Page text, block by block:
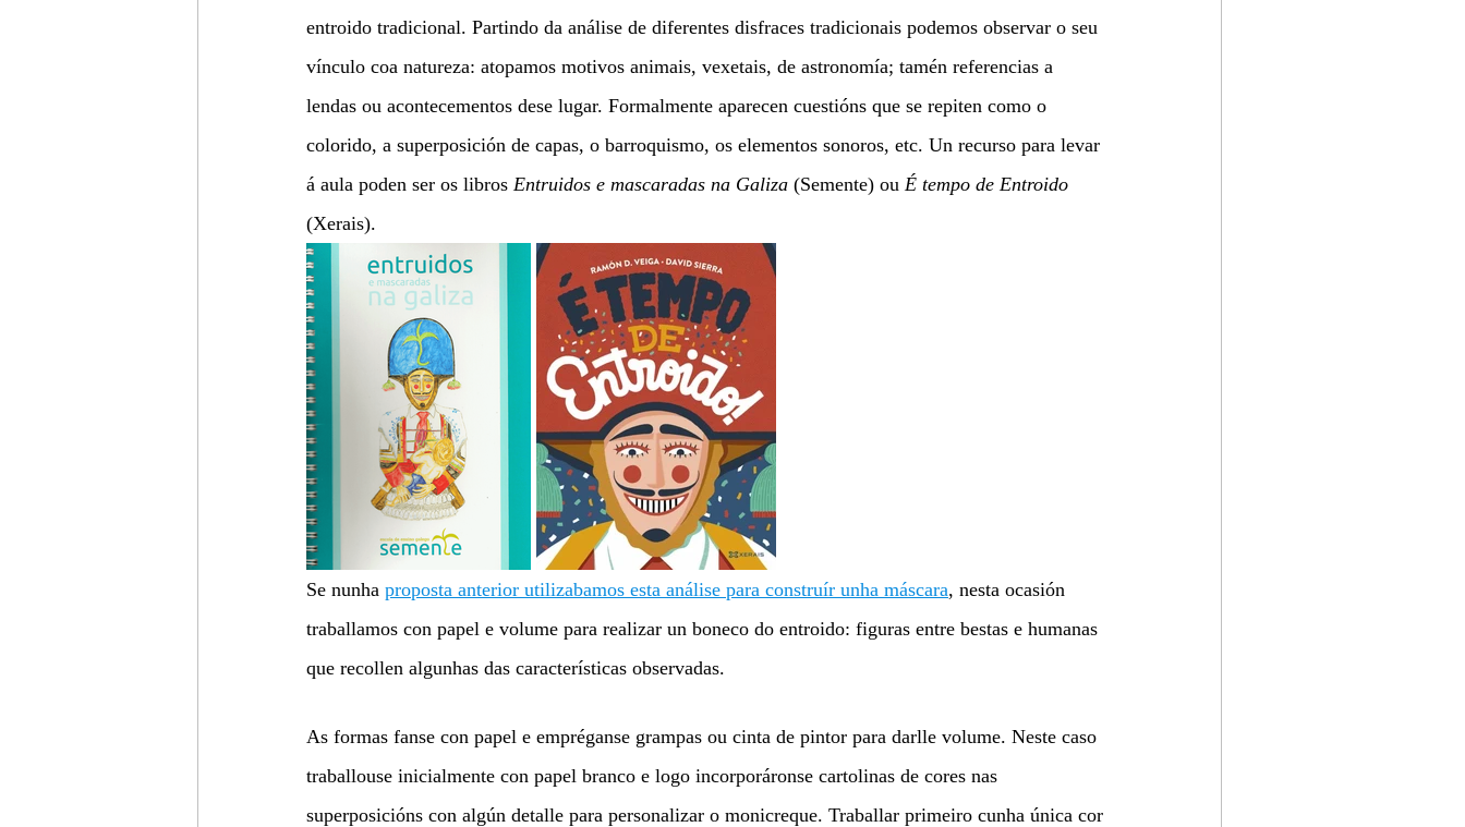
entroido tradicional. Partindo da análise de diferentes disfraces tradicionais podemos observar o seu
vínculo coa natureza: atopamos motivos animais, vexetais, de astronomía; tamén referencias a
lendas ou acontecementos dese lugar. Formalmente aparecen cuestións que se repiten como o
colorido, a superposición de capas, o barroquismo, os elementos sonoros, etc. Un recurso para levar
á aula poden ser os libros Entruidos e mascaradas na Galiza (Semente) ou É tempo de Entroido
(Xerais).
Se nunha proposta anterior utilizabamos esta análise para construír unha máscara, nesta ocasión
traballamos con papel e volume para realizar un boneco do entroido: figuras entre bestas e humanas
que recollen algunhas das características observadas.
As formas fanse con papel e empréganse grampas ou cinta de pintor para darlle volume. Neste caso
traballouse inicialmente con papel branco e logo incorporáronse cartolinas de cores nas
superposicións con algún detalle para personalizar o monicreque. Traballar primeiro cunha única cor